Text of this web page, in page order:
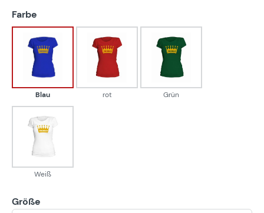
Farbe
Blau
Blau
rot
rot
Grün
Grün
Weiß
Größe